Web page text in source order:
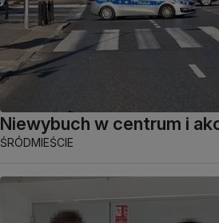
Niewybuch w centrum i
ŚRÓDMIEŚCIE